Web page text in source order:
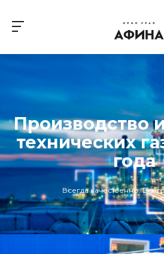
Производство
технических
года
Всегда качественно.